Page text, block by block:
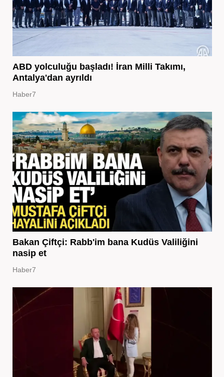
ABD yolculuğu başladı! İran Milli Takımı,
Antalya'dan ayrıldı
Haber7
Bakan Çiftçi: Rabb'im bana Kudüs Valiliğini
nasip et
Haber7